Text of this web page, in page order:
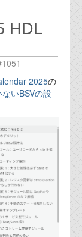
HDL
2025の
ないBSVの設